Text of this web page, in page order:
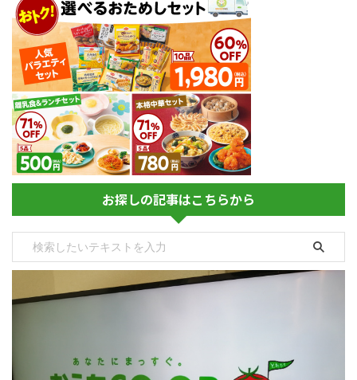
お探しの記事はこちらから